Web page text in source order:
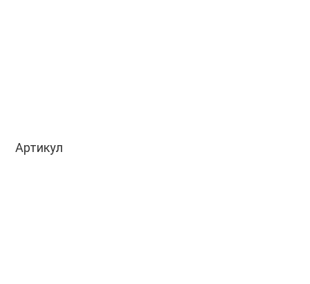
Артикул